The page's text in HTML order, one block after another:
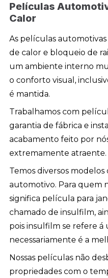
Películas
Calor
As películas
de calor e bloqueio de
um ambiente interno
o conforto visual,
é mantida.
Trabalhamos com
garantia de fábrica e
acabamento feito por
extremamente atraente.
Temos diversos
automotivo. Para quem
significa película para
chamado de insulfilm,
pois insulfilm se refere á
necessariamente é a
Nossas películas não
propriedades com o